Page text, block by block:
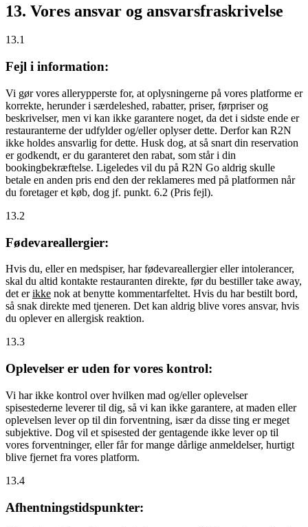
13. Vores ansvar og ansvarsfraskrivelse
13.1
Fejl i information:
Vi gør vores allerypperste for, at oplysningerne på vores platforme er
korrekte, herunder i særdeleshed, rabatter, priser, førpriser og
beskrivelser, men vi kan ikke garantere noget, da det i sidste ende er
restauranterne der udfylder og/eller oplyser dette. Derfor kan R2N
ikke holdes ansvarlig for dette. Husk dog, at så snart din reservation
er godkendt, er du garanteret den rabat, som står i din
bookingbekræftelse. Ligeledes vil du på R2N Go aldrig skulle
betale en anden pris end den der reklameres med på platformen når
du foretager et køb, dog jf. punkt. 6.2 (Pris fejl).
13.2
Fødevareallergier:
Hvis du, eller en medspiser, har fødevareallergier eller intolerancer,
skal du altid kontakte restauranten direkte, før du bestiller take away,
det erikke nok at benytte kommentarfeltet. Hvis du har bestilt bord,
så snak direkte med tjeneren. Det kan aldrig blive vores ansvar, hvis
du oplever en allergisk reaktion.
13.3
Oplevelser er uden for vores kontrol:
Vi har ikke kontrol over hvilken mad og/eller oplevelser
spisestederne leverer til dig, så vi kan ikke garantere, at maden eller
oplevelsen lever op til din forventning, især da disse ting er meget
subjektive. Dog vil et spisested der gentagende ikke lever op til
vores forventninger, eller får for mange dårlige anmeldelser, hurtigt
blive fjernet fra vores platform.
13.4
Afhentningstidspunkter: